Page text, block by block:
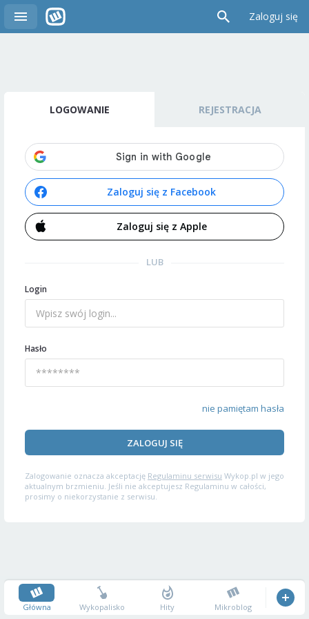
Zaloguj się
LOGOWANIE REJESTRACJA
Zaloguj się z Facebook
Zaloguj się z Apple
LUB
Login
Hasło
nie pamiętam hasła
ZALOGUJ SIĘ
Zalogowanie oznacza akceptację Regulaminu serwisu Wykop.pl w jego
aktualnym brzmieniu. Jeśli nie akceptujesz Regulaminu w całości,
prosimy o niekorzystanie z serwisu.
Główna Wykopalisko Hity Mikroblog